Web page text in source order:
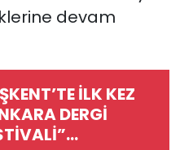
devam
İLK KEZ
DERGİ